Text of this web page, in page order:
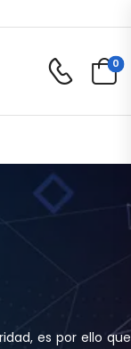
0
es por ello que